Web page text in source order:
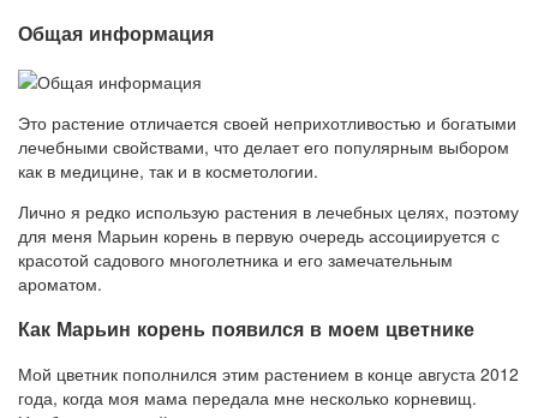
Общая информация
Это растение отличается своей неприхотливостью и богатыми
лечебными свойствами, что делает его популярным выбором
как в медицине, так и в косметологии.
Лично я редко использую растения в лечебных целях, поэтому
для меня Марьин корень в первую очередь ассоциируется с
красотой садового многолетника и его замечательным
ароматом.
Как Марьин корень появился в моем цветнике
Мой цветник пополнился этим растением в конце августа 2012
года, когда моя мама передала мне несколько корневищ.